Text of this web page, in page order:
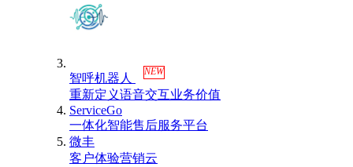
智呼机器人 NEW
重新定义语音交互业务价值
ServiceGo
一体化智能售后服务平台
微丰
客户体验营销云